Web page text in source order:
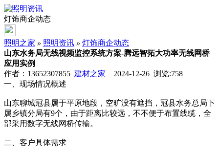
灯饰商企动态
照明之家 » 照明资讯 » 灯饰商企动态
山东水务局无线视频监控系统方案-腾远智拓大功率无线网桥
应用实例
作者：13652307855 建材之家 2024-12-26 浏览:758
一、现场情况概述
山东聊城冠县属于平原地段，空旷没有遮挡，冠县水务总局下
属乡镇分局有9个，由于距离比较远，不不便于布置线缆，全
部采用数字无线网桥传输。
二、客户具体需求